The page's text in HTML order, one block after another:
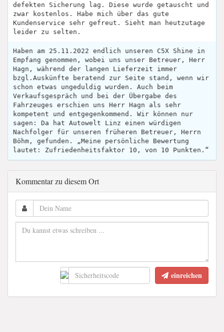
defekten Sicherung lag. Diese wurde getauscht und
zwar kostenlos. Habe mich über das gute
Kundenservice sehr gefreut. Sieht man heutzutage
leider zu selten.
Haben am 25.11.2022 endlich unseren C5X Shine in
Empfang genommen, wobei uns unser Betreuer, Herr
Hagn, während der langen Lieferzeit immer
bzgl.Auskünfte beratend zur Seite stand, wenn wir
schon etwas ungeduldig wurden. Auch beim
Verkaufsgespräch und bei der Übergabe des
Fahrzeuges erschien uns Herr Hagn als sehr
kompetent und entgegenkommend. Wir können nur
sagen: Da hat Autowelt Linz einen würdigen
Nachfolger für unseren früheren Betreuer, Herrn
Böhm, gefunden. „Meine persönliche Bewertung
lautet: Zufriedenheitsfaktor 10, von 10 Punkten.“
Kommentar zu diesem Ort
einreichen